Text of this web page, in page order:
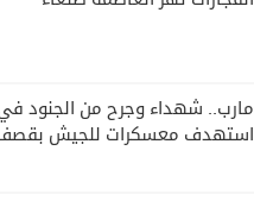
مارب.. شهداء وجرح من الجنود
استهدف معسكرات للجيش